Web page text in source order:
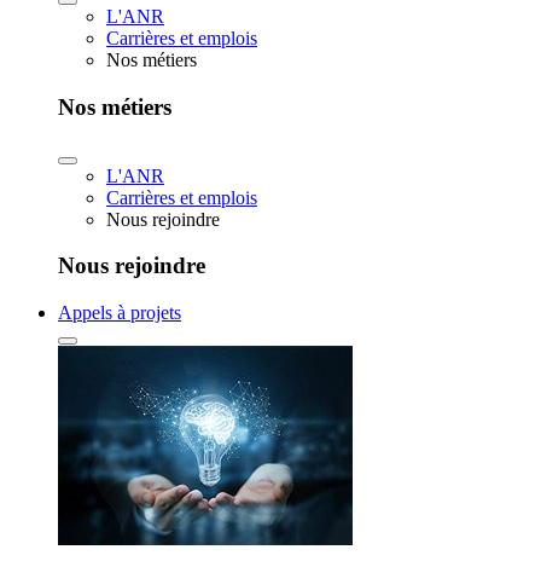
L'ANR
Carrières et emplois
Nos métiers
Nos métiers
L'ANR
Carrières et emplois
Nous rejoindre
Nous rejoindre
Appels à projets